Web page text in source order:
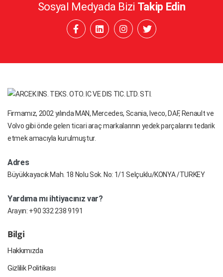
Sosyal Medyada Bizi Takip Edin
Firmamız, 2002 yılında MAN, Mercedes, Scania, Iveco, DAF, Renault ve
Volvo gibi önde gelen ticari araç markalarının yedek parçalarını tedarik
etmek amacıyla kurulmuştur.
Adres
Büyükkayacık Mah. 18 Nolu Sok. No: 1/1 Selçuklu/KONYA /TURKEY
Yardıma mı ihtiyacınız var?
Arayın: +90 332 238 9191
Bilgi
Hakkımızda
Gizlilik Politikası